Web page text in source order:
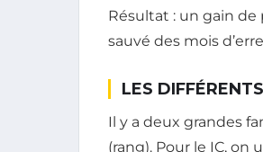
Résultat : un gain de
sauvé des mois
LES
Il y a deux grandes
(rang). Pour le IC,